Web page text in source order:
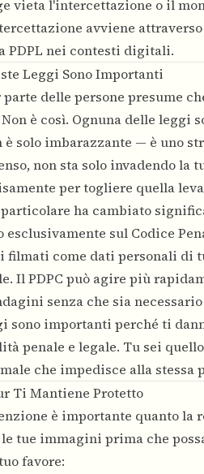
vieta l'intercettazione o il
avviene
PDPL nei contesti digitali.
Leggi Sono Importanti
delle persone presume
è così. Ognuna delle leggi
è solo imbarazzante — è uno
non sta solo invadendo la
per togliere quella
particolare ha cambiato
esclusivamente sul Codice
filmati come dati personali di
Il PDPC può agire più
senza che sia
sono importanti perché ti
penale e legale. Tu sei
che impedisce alla stessa
Ti Mantiene Protetto
è importante quanto la
tue immagini prima che
favore: